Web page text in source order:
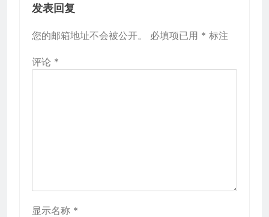
发表回复
您的邮箱地址不会被公开。 必填项已用 * 标注
评论 *
显示名称 *